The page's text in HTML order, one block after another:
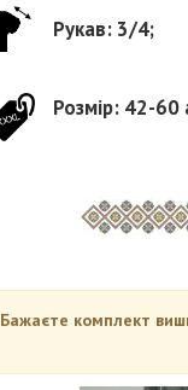
Рукав: 3/4;
Розмір: 42-60
Бажаєте комплект